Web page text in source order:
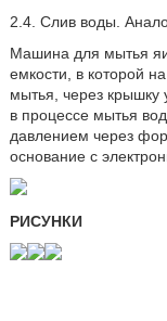
2.4. Слив воды.
Машина для мытья
емкости, в которой
мытья, через крышку
в процессе мытья
давлением через
основание с
РИСУНКИ